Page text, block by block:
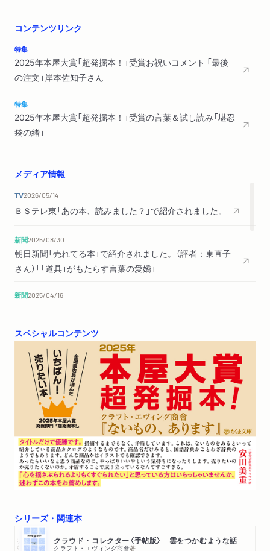
どさくさ
店主より御挨拶
とりあえずビールでいいのか 赤瀬川原平
文庫版のためのあとがき
コンテンツリンク
特集
2025年本屋大賞「超発掘本！」受賞お祝いコメント 「最後
の注文」岸本佐知子さん
特集
2025年本屋大賞「超発掘本！」受賞の言葉＆試し読み「堪忍
袋の緒」
メディア情報
TV2026/05/14
ＢＳテレ東「あの本、読みました？」で紹介されました。
新聞2025/08/30
朝日新聞「売れてる本」で紹介されました。（評者：東直子
さん）「「道具」がもたらす言葉の愛嬌」
新聞2025/04/16
2025/04/15
読売新聞「エンターテインメント小説月評」で紹介されまし
た。「ＡＩに心？ 人が人たるために」
2025/04/03
リアルサウンド ブックで試し読みが掲載されました。「【試
し読み】2025年本屋大賞「超発掘本！」で注目！ 誰も見た
ことのない「モノ」を可視化する『ないもの、あります』が面
白い」
スペシャルコンテンツ
シリーズ・関連本
ちくま文庫 クラウド・コレクター〈手帖版〉 雲をつかむような話
クラフト・エヴィング商會著